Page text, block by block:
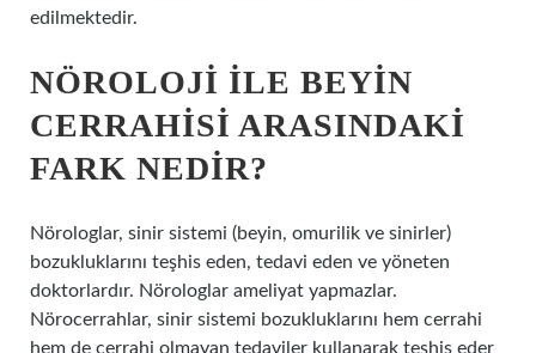
edilmektedir.
NÖROLOJI ILE BEYIN
CERRAHISI ARASINDAKI
FARK NEDIR?
Nörologlar, sinir sistemi (beyin, omurilik ve sinirler)
bozukluklarını teşhis eden, tedavi eden ve yöneten
doktorlardır. Nörologlar ameliyat yapmazlar.
Nörocerrahlar, sinir sistemi bozukluklarını hem cerrahi
hem de cerrahi olmayan tedaviler kullanarak teşhis eder